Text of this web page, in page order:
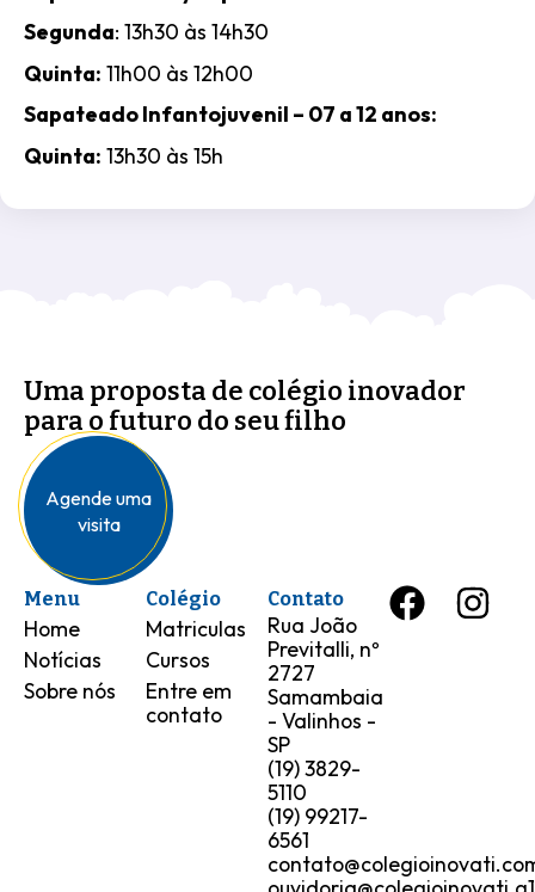
Segunda: 13h30 às 14h30
Quinta: 11h00 às 12h00
Sapateado Infantojuvenil – 07 a 12 anos:
Quinta: 13h30 às 15h
Uma proposta de colégio inovador
para o futuro do seu filho
Agende uma
visita
Menu
Home
Notícias
Sobre nós
Colégio
Matriculas
Cursos
Entre em
contato
Contato
Rua João
Previtalli, nº
2727
Samambaia
- Valinhos -
SP
(19) 3829-
5110
(19) 99217-
6561